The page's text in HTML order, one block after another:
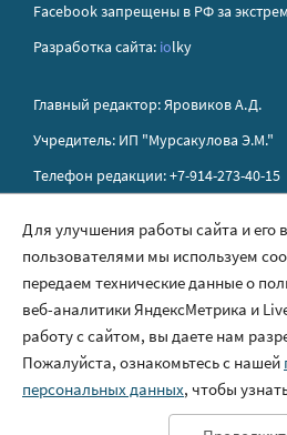
Facebook запрещены в РФ за
Разработка сайта: iolky
Главный редактор: Яровиков А.Д.
Учредитель: ИП "Мурсакулова Э.М."
Телефон редакции: +7-914-273-40-15
Правила сайта
Политика обработки персональных
Размещение рекламы
Контакты
Для улучшения работы сайта и его
пользователями мы используем
передаем технические данные о
веб-аналитики ЯндексМетрика и
работу с сайтом, вы даете нам
Пожалуйста, ознакомьтесь с нашей
персональных данных, чтобы